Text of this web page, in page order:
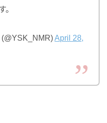
。
April 28,